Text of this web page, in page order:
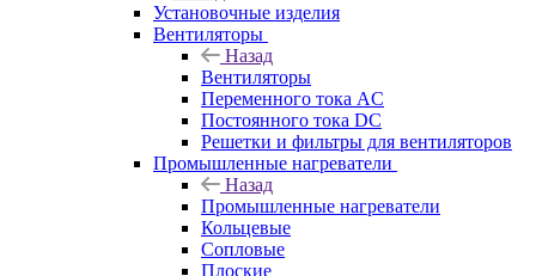
Установочные изделия
Вентиляторы
Назад
Вентиляторы
Переменного тока AC
Постоянного тока DC
Решетки и фильтры для вентиляторов
Промышленные нагреватели
Назад
Промышленные нагреватели
Кольцевые
Сопловые
Плоские